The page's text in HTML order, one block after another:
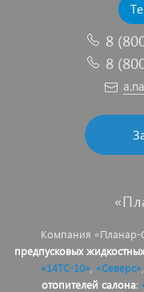
8
8
Компания «Планар-
предпусковых
«14ТС-10», «Северс»,
отопителей салона: